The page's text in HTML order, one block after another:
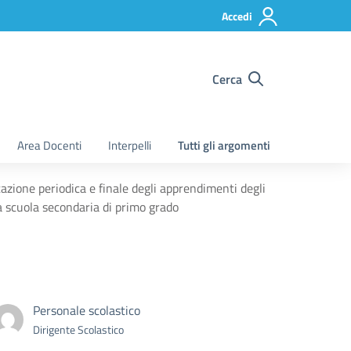
Accedi
Cerca
Area Docenti Interpelli Tutti gli argomenti
periodica e finale degli apprendimenti degli
secondaria di primo grado
Personale scolastico
Dirigente Scolastico